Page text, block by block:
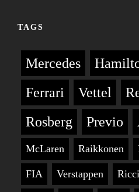
TAGS
Mercedes
Ferrari
Vettel
Rosberg
Previo
McLaren Raikkonen
FIA Verstappen